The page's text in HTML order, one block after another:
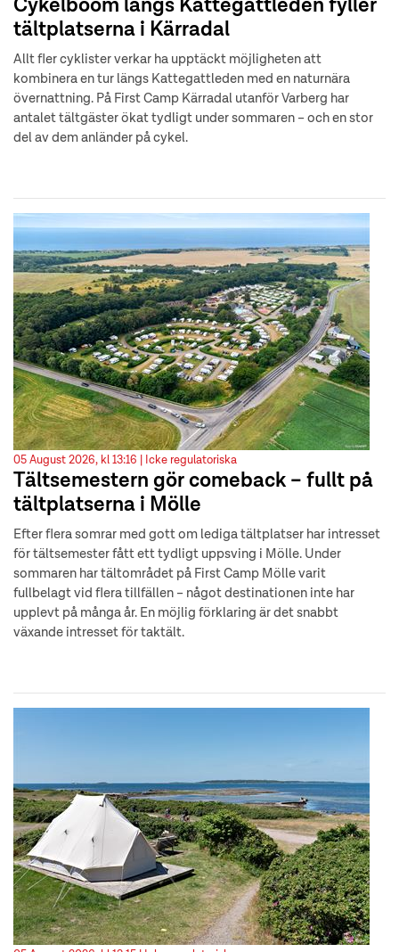
Cykelboom längs Kattegattleden fyller
tältplatserna i Kärradal
Allt fler cyklister verkar ha upptäckt möjligheten att
kombinera en tur längs Kattegattleden med en naturnära
övernattning. På First Camp Kärradal utanför Varberg har
antalet tältgäster ökat tydligt under sommaren – och en stor
del av dem anländer på cykel.
05 August 2026, kl 13:16 | Icke regulatoriska
Tältsemestern gör comeback – fullt på
tältplatserna i Mölle
Efter flera somrar med gott om lediga tältplatser har intresset
för tältsemester fått ett tydligt uppsving i Mölle. Under
sommaren har tältområdet på First Camp Mölle varit
fullbelagt vid flera tillfällen – något destinationen inte har
upplevt på många år. En möjlig förklaring är det snabbt
växande intresset för taktält.